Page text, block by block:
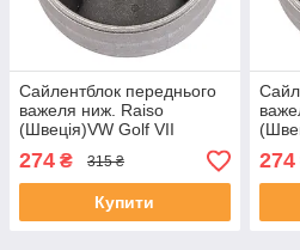
Сайлентблок переднього
важеля ниж. Raiso
(Швеція)VW Golf VII
Variant,Фольксваген
Гольф 7 #RL-5Q0183D
UANGCGR4
274 ₴ 315 ₴
Купити
Roc,
#RL-
274